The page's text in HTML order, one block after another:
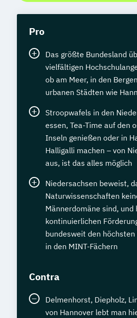
Pro
Das größte Bundesland
vielfältigen
ob am Meer, in den
urbanen Städten wie
Stroopwafels in den
essen, Tea-Time auf den
Inseln genießen oder in
Halligalli machen – von
aus, ist das alles möglich
Niedersachsen beweist,
Naturwissenschaften
Männerdomäne sind, und
kontinuierlichen
bundesweit den
in den MINT-Fächern
Contra
Delmenhorst, Diepholz,
von Hannover lebt man